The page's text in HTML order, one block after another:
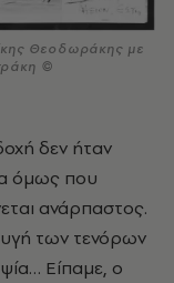
Θεοδωράκης με
©
δεν ήταν
όμως που
ανάρπαστος.
των τενόρων
Είπαμε, ο